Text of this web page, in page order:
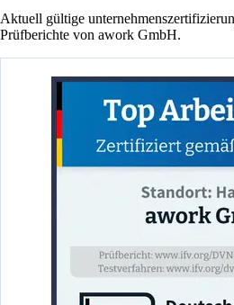
Aktuell gültige
Prüfberichte von awork GmbH.